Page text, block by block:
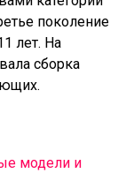
поколение
лет. На
сборка
модели и